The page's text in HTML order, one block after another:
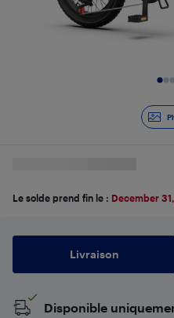
Le solde prend fin le : December
Livraison
Disponible